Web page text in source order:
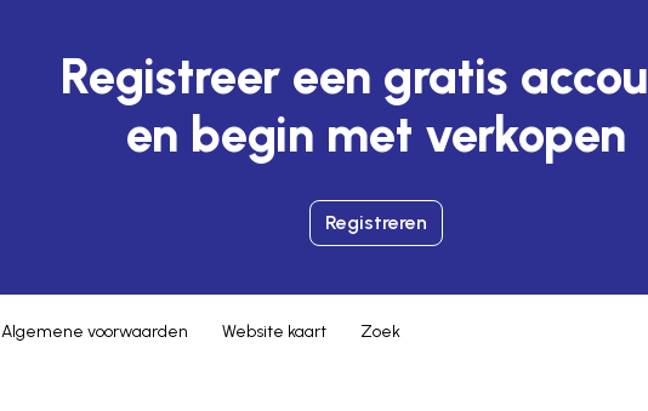
Registreer een gratis
en begin met verkopen
Registreren
Algemene voorwaarden Website kaart Zoek